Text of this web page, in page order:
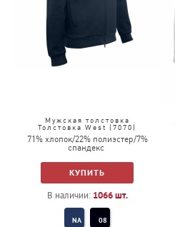
Мужская толстовка
Толстовка West (7070)
71% хлопок/22% полиэстер/7%
спандекс
КУПИТЬ
В наличии: 1066шт.
NA 08